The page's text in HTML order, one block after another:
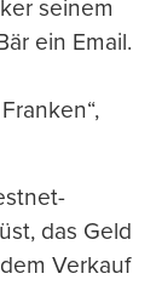
seinem
ein Email.
das Geld
Verkauf